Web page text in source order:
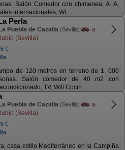
Salón Comedor con chimenea, A. A,
internacionales, Wi ...
Perla
La Puebla de Cazalla (Sevilla)
a
(Sevilla)
€
de 120 metros en terreno de 1. 000
Salón comedor de 40 m2 con
TV, Wifi Cocin ...
La Puebla de Cazalla (Sevilla)
a
(Sevilla)
€
casa estilo Mediterráneo en la Campiña